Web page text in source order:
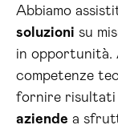
Abbiamo
soluzioni su
in opportunità.
competenze
fornire risultati
aziende a